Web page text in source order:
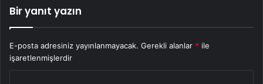
Bir yanıt yazın
E-posta adresiniz yayınlanmayacak. Gerekli alanlar * ile
işaretlenmişlerdir